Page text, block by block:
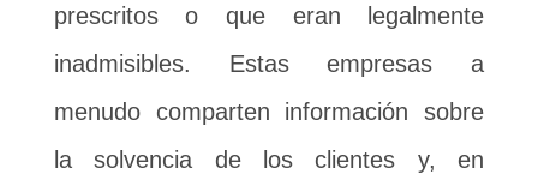
prescritos o que eran legalmente
inadmisibles. Estas empresas a
menudo comparten información sobre
la solvencia de los clientes y, en